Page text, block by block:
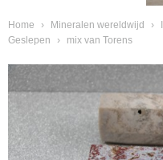
Home › Mineralen wereldwijd ›
Geslepen
› mix van Torens